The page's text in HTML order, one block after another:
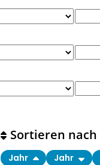
Sortieren nach
Jahr Jahr